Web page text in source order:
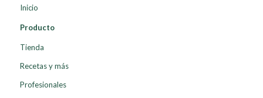
Inicio
Producto
Tienda
Recetas y más
Profesionales